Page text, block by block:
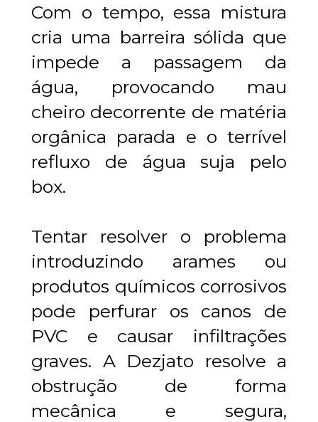
Com o tempo, essa mistura
cria uma barreira sólida que
impede a passagem da
água, provocando mau
cheiro decorrente de matéria
orgânica parada e o terrível
refluxo de água suja pelo
box.
Tentar resolver o problema
introduzindo arames ou
produtos químicos corrosivos
pode perfurar os canos de
PVC e causar infiltrações
graves. A Dezjato resolve a
obstrução de forma
mecânica e segura,